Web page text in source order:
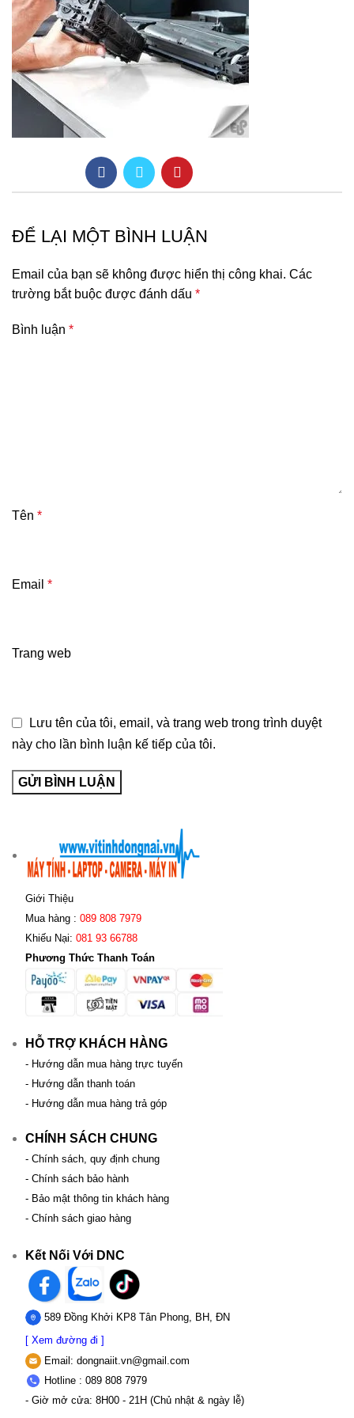
ĐỂ LẠI MỘT BÌNH LUẬN
Email của bạn sẽ không được hiển thị công khai. Các
trường bắt buộc được đánh dấu *
Bình luận *
Tên *
Email *
Trang web
Lưu tên của tôi, email, và trang web trong trình duyệt
này cho lần bình luận kế tiếp của tôi.
Giới Thiệu
Mua hàng : 089 808 7979
Khiếu Nại: 081 93 66788
Phương Thức Thanh Toán
HỖ TRỢ KHÁCH HÀNG
- Hướng dẫn mua hàng trực tuyến
- Hướng dẫn thanh toán
- Hướng dẫn mua hàng trả góp
CHÍNH SÁCH CHUNG
- Chính sách, quy định chung
- Chính sách bảo hành
- Bảo mật thông tin khách hàng
- Chính sách giao hàng
Kết Nối Với DNC
589 Đồng Khởi KP8 Tân Phong, BH, ĐN
[ Xem đường đi ]
Email: dongnaiit.vn@gmail.com
Hotline : 089 808 7979
- Giờ mở cửa: 8H00 - 21H (Chủ nhật & ngày lễ)